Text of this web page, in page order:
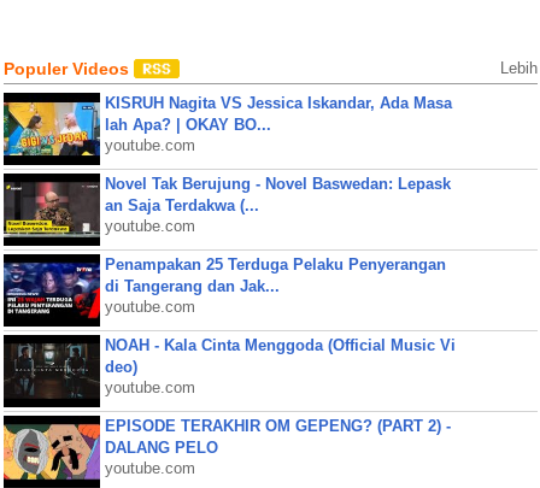
Populer Videos Lebih
KISRUH Nagita VS Jessica Iskandar, Ada Masa
lah Apa? | OKAY BO...
youtube.com
Novel Tak Berujung - Novel Baswedan: Lepask
an Saja Terdakwa (...
youtube.com
Penampakan 25 Terduga Pelaku Penyerangan
di Tangerang dan Jak...
youtube.com
NOAH - Kala Cinta Menggoda (Official Music Vi
deo)
youtube.com
EPISODE TERAKHIR OM GEPENG? (PART 2) -
DALANG PELO
youtube.com